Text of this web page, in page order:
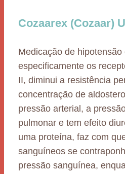
Cozaarex (Cozaar)
Medicação de
especificamente os
II, diminui a resistência
concentração de
pressão arterial, a
pulmonar e tem efeito
uma proteína, faz com
sanguíneos se
pressão sanguínea,